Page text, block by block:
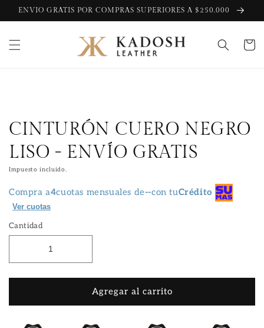
directamente
al contenido
ENVIO GRATIS POR COMPRAS SUPERIORES A $250.000
Carrito
del producto
CINTURÓN CUERO NEGRO
LISO - ENVÍO GRATIS
Impuesto incluido.
Compra a4cuotas mensuales de--con tuCrédito
Ver cuotas
Cantidad
Agregar al carrito